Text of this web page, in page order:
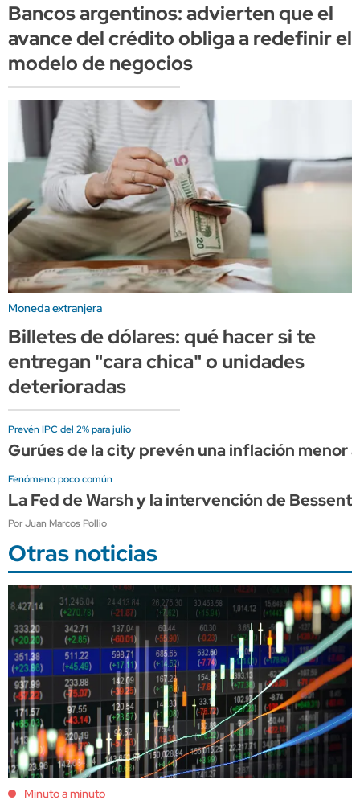
Bancos argentinos: advierten que el
avance del crédito obliga a redefinir el
modelo de negocios
Moneda extranjera
Billetes de dólares: qué hacer si te
entregan "cara chica" o unidades
deterioradas
Prevén IPC del 2% para julio
Gurúes de la city prevén una inflación menor
Fenómeno poco común
La Fed de Warsh y la intervención de
Por Juan Marcos Pollio
Otras noticias
Minuto a minuto